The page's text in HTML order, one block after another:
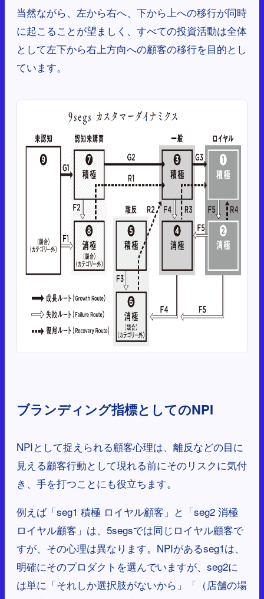
当然ながら、左から右へ、下から上への移行が同時
に起こることが望ましく、すべての投資活動は全体
として左下から右上方向への顧客の移行を目的とし
ています。
ブランディング指標としてのNPI
NPIとして捉えられる顧客心理は、離反などの目に
見える顧客行動として現れる前にそのリスクに気付
き、手を打つことにも役立ちます。
例えば「seg1 積極 ロイヤル顧客」と「seg2 消極
ロイヤル顧客」は、5segsでは同じロイヤル顧客で
すが、その心理は異なります。NPIがあるseg1は、
明確にそのプロダクトを選んでいますが、seg2に
は単に「それしか選択肢がないから」「（店舗の場